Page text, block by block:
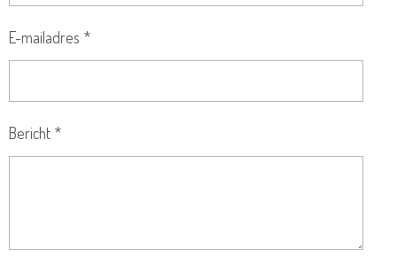
E-mailadres *
Bericht *